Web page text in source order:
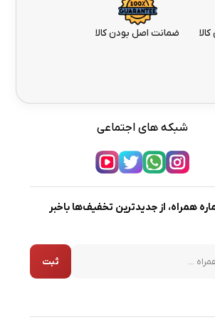
ضمانت اصل بودن کالا
شبکه های اجتماعی
همراه، از جدیدترین تخفیف‌ها باخبر
ثبت